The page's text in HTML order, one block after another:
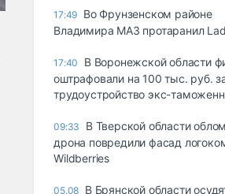
17:49 Во Фрунзенском районе
Владимира МАЗ протаранил
17:40
В Воронежской области
оштрафовали на 100 тыс. руб.
трудоустройство экс-
09:33
В Тверской области
дрона повредили фасад
Wildberries
05.08 В Брянской области